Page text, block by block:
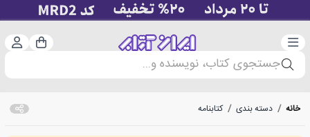
دسته‌بندی سبد
جستجوی کتاب، نویسنده و...
خانه / دسته بندی / کتابنامه